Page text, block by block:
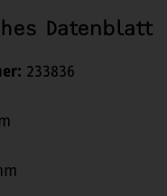
Datenblatt
233836